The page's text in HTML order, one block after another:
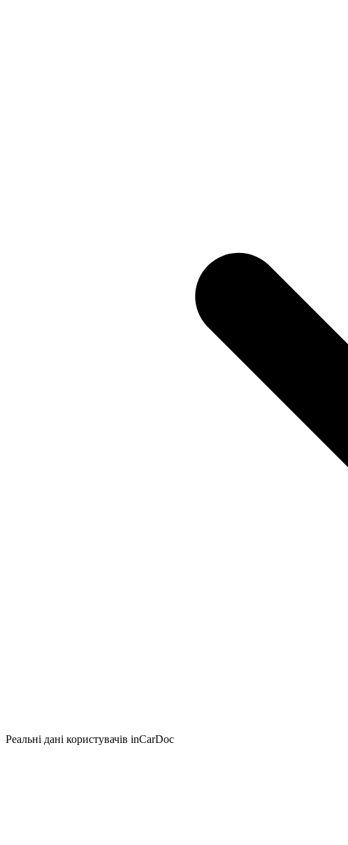
Реальні дані користувачів inCarDoc